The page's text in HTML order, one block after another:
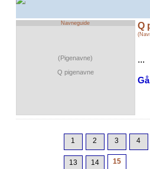
Navneguide
(Pigenavne)
Q pigenavne
Q
...
1 2 3 4
13 14 15